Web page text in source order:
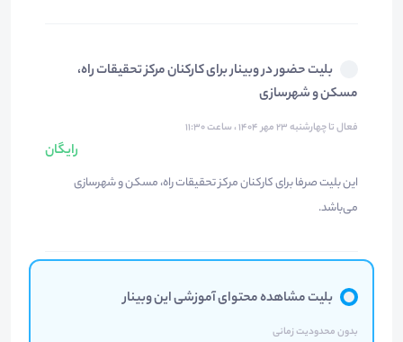
بلیت حضور در وبینار برای کارکنان مرکز تحقیقات راه،
مسکن و شهرسازی
فعال تا چهارشنبه ۲۳ مهر ۱۴۰۴ ، ساعت ۱۱:۳۰
رایگان
این بلیت صرفا برای کارکنان مرکز تحقیقات راه، مسکن و شهرسازی
می‌باشد.
بلیت مشاهده محتوای آموزشی این وبینار
بدون محدودیت زمانی